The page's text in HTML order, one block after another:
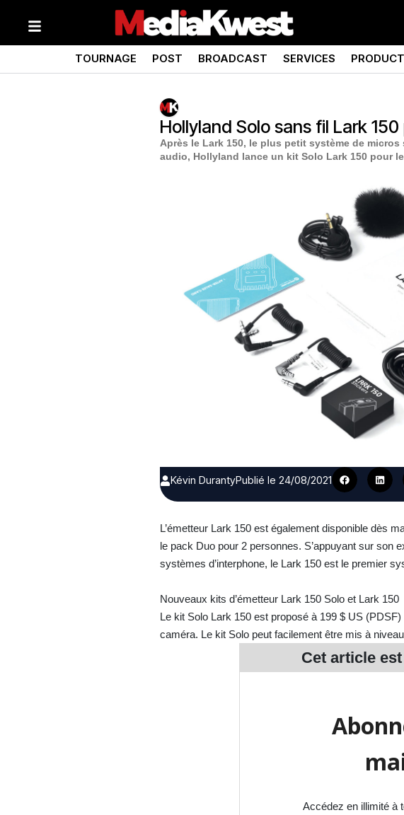
TOURNAGE POST BROADCAST SERVICES
Hollyland Solo sans fil Lark
Après le Lark 150, le plus petit système de
audio, Hollyland lance un kit Solo Lark 150 pour
Kévin DurantyPublié le 24/08/2021
L’émetteur Lark 150 est également disponible dès
le pack Duo pour 2 personnes. S’appuyant sur son
systèmes d’interphone, le Lark 150 est le premier
Nouveaux kits d’émetteur Lark 150 Solo et Lark 150
Le kit Solo Lark 150 est proposé à 199 $ US
caméra. Le kit Solo peut facilement être mis à
Cet article
Accédez en illimité à